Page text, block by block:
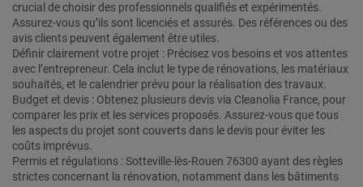
crucial de choisir des professionnels qualifiés et expérimentés.
Assurez-vous qu’ils sont licenciés et assurés. Des références ou des
avis clients peuvent également être utiles.
Définir clairement votre projet : Précisez vos besoins et vos attentes
avec l’entrepreneur. Cela inclut le type de rénovations, les matériaux
souhaités, et le calendrier prévu pour la réalisation des travaux.
Budget et devis : Obtenez plusieurs devis via Cleanolia France, pour
comparer les prix et les services proposés. Assurez-vous que tous
les aspects du projet sont couverts dans le devis pour éviter les
coûts imprévus.
Permis et régulations : Sotteville-lès-Rouen 76300 ayant des règles
strictes concernant la rénovation, notamment dans les bâtiments